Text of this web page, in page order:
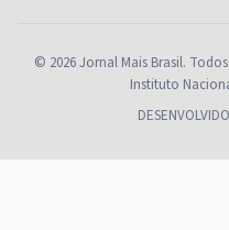
© 2026 Jornal Mais Brasil.
Instituto